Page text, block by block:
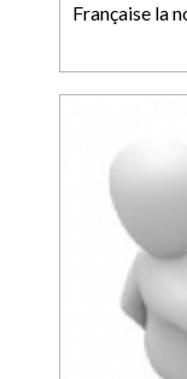
Française la